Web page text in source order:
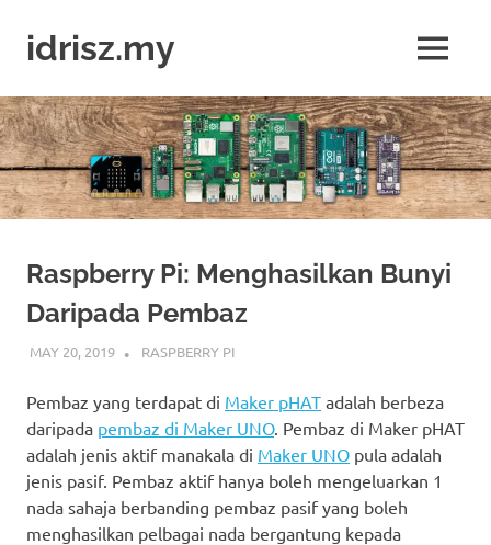
contentidrisz.my
Raspberry
Pi,
Arduino,
micro:bit
MENU
Raspberry Pi: Menghasilkan Bunyi
Daripada Pembaz
MAY 20, 2019 IDRIS
RASPBERRY PI
Pembaz yang terdapat di Maker pHAT adalah berbeza
daripada pembaz di Maker UNO. Pembaz di Maker pHAT
adalah jenis aktif manakala di Maker UNO pula adalah
jenis pasif. Pembaz aktif hanya boleh mengeluarkan 1
nada sahaja berbanding pembaz pasif yang boleh
menghasilkan pelbagai nada bergantung kepada